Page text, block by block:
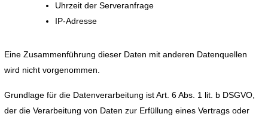
Uhrzeit der Serveranfrage
IP-Adresse
Eine Zusammenführung dieser Daten mit anderen Datenquellen
wird nicht vorgenommen.
Grundlage für die Datenverarbeitung ist Art. 6 Abs. 1 lit. b DSGVO,
der die Verarbeitung von Daten zur Erfüllung eines Vertrags oder